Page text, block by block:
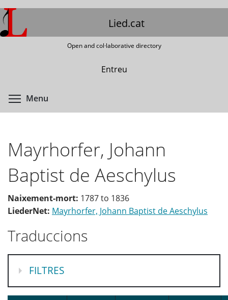
Skip
to
main
Lied.cat
Open and col·laborative directory
Entreu
Menu
Mayrhorfer, Johann
Baptist de Aeschylus
Naixement-mort: 1787to 1836
LiederNet: Mayrhorfer, Johann Baptist de Aeschylus
Traduccions
MOSTRA
FILTRES